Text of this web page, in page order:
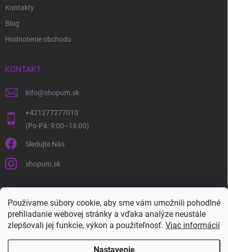
Používame súbory cookie, aby sme vám umožnili pohodlné
prehliadanie webovej stránky a vďaka analýze neustále
zlepšovali jej funkcie, výkon a použiteľnosť. Viac informácií
Nastavenie
Kontakty
Blog
Hodnotenie obchodu
KONTAKT
info@shopum.sk
+421277277010
Sledujte Nás
shopum.sk